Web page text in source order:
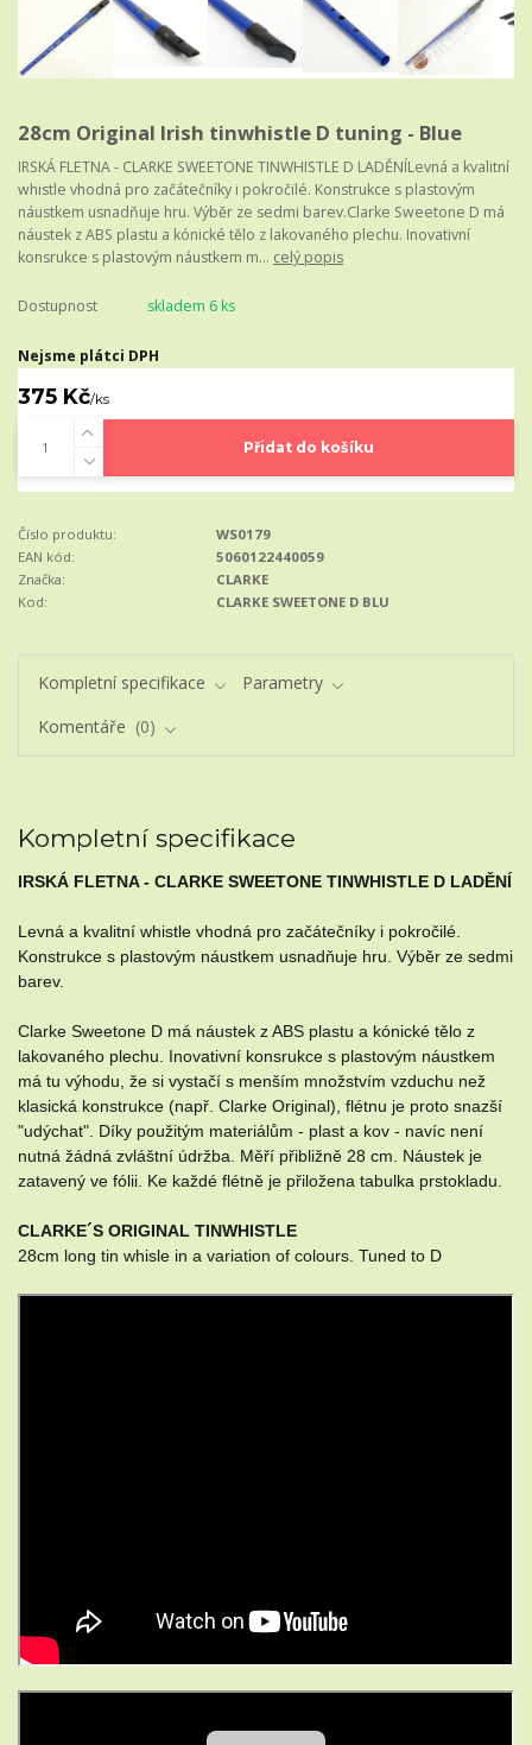
28cm Original Irish tinwhistle D tuning - Blue
IRSKÁ FLETNA - CLARKE SWEETONE TINWHISTLE D LADĚNÍLevná a kvalitní
whistle vhodná pro začátečníky i pokročilé. Konstrukce s plastovým
náustkem usnadňuje hru. Výběr ze sedmi barev.Clarke Sweetone D má
náustek z ABS plastu a kónické tělo z lakovaného plechu. Inovativní
konsrukce s plastovým náustkem m... celý popis
Dostupnost skladem 6 ks
Nejsme plátci DPH
375 Kč/ks
Přidat do košíku
Číslo produktu:
WS0179
EAN kód:
5060122440059
Značka:
CLARKE
Kod:
CLARKE SWEETONE D BLU
Kompletní specifikace
Parametry
Komentáře
0
Kompletní specifikace
IRSKÁ FLETNA - CLARKE SWEETONE TINWHISTLE D LADĚNÍ
Levná a kvalitní whistle vhodná pro začátečníky i pokročilé.
Konstrukce s plastovým náustkem usnadňuje hru. Výběr ze sedmi
barev.
Clarke Sweetone D má náustek z ABS plastu a kónické tělo z
lakovaného plechu. Inovativní konsrukce s plastovým náustkem
má tu výhodu, že si vystačí s menším množstvím vzduchu než
klasická konstrukce (např. Clarke Original), flétnu je proto snazší
"udýchat". Díky použitým materiálům - plast a kov - navíc není
nutná žádná zvláštní údržba. Měří přibližně 28 cm. Náustek je
zatavený ve fólii. Ke každé flétně je přiložena tabulka prstokladu.
CLARKE´S ORIGINAL TINWHISTLE
28cm long tin whisle in a variation of colours. Tuned to D